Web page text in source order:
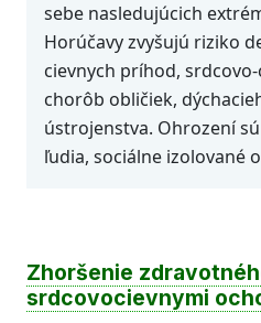
sebe nasledujúcich
Horúčavy zvyšujú riziko
cievnych príhod,
chorôb obličiek,
ústrojenstva. Ohrození
ľudia, sociálne izolované
Zhoršenie
srdcovocievnymi